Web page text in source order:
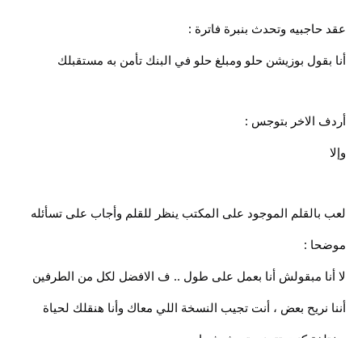
عقد حاجبيه وتحدث بنبرة فاترة :
أنا بقول بوزيشن حلو ومبلغ حلو في البنك تأمن به مستقبلك
أردف الاخر بتوجس :
وإلا
لعب بالقلم الموجود على المكتب ينظر للقلم وأجاب على تسأئله
موضحا :
لا أنا مبقولش أنا بعمل على طول .. ف الافضل لكل من الطرفين
أننا نريح بعض ، أنت تجيب النسخة اللي معاك وأنا هنقلك لحياة